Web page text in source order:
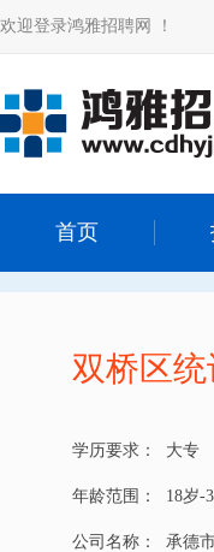
欢迎登录鸿雅招聘网 ！
首页
双桥区
学历要求： 大专
年龄范围： 18岁-
公司名称： 承德